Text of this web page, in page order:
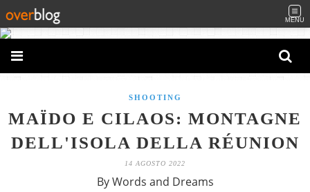
MENU
SHOOTING
MAÏDO E CILAOS: MONTAGNE
DELL'ISOLA DELLA RÉUNION
14 AGOSTO 2022
By Words and Dreams